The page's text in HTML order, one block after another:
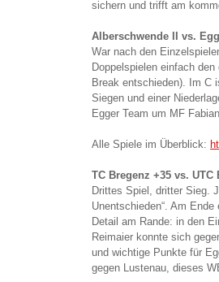
sichern und trifft am
Alberschwende II vs.
War nach den
Doppelspielen einfach
Break entschieden). Im C
Siegen und einer
Egger Team um MF
Alle Spiele im Überblick:
TC Bregenz +35 vs. UTC
Drittes Spiel, dritter Sieg.
Unentschieden“. Am
Detail am Rande: in den
Reimaier konnte sich
und wichtige Punkte für
gegen Lustenau, dieses